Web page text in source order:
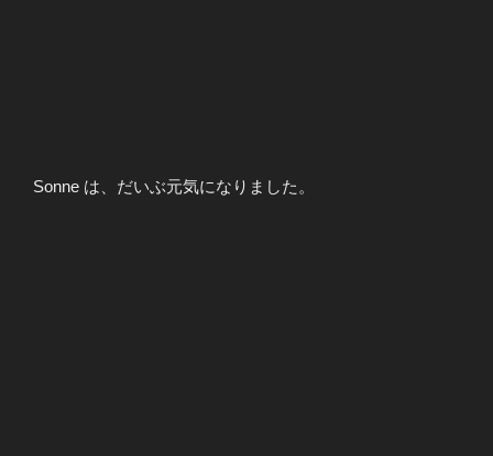
Sonne は、だいぶ元気になりました。